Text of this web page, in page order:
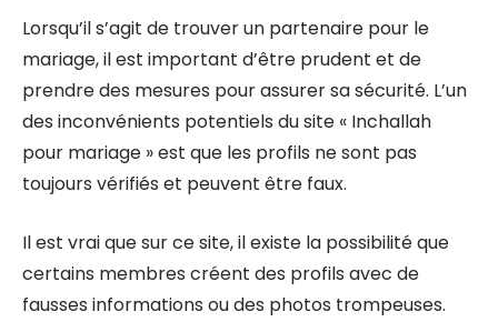
Lorsqu’il s’agit de trouver un partenaire pour le
mariage, il est important d’être prudent et de
prendre des mesures pour assurer sa sécurité. L’un
des inconvénients potentiels du site « Inchallah
pour mariage » est que les profils ne sont pas
toujours vérifiés et peuvent être faux.
Il est vrai que sur ce site, il existe la possibilité que
certains membres créent des profils avec de
fausses informations ou des photos trompeuses.